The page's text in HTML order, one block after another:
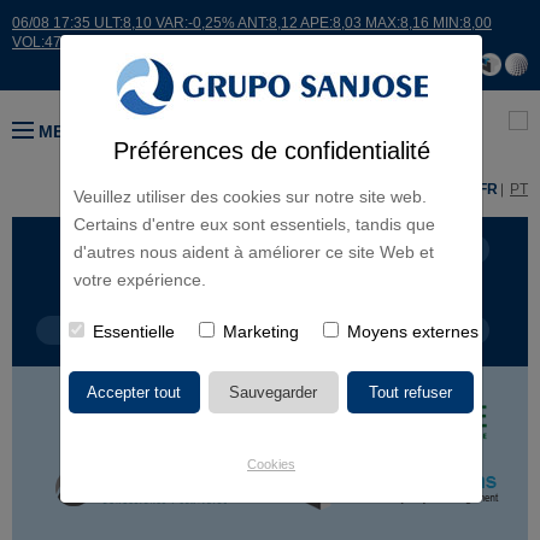
Préférences de confidentialité
Veuillez utiliser des cookies sur notre site web.
Certains d'entre eux sont essentiels, tandis que
d'autres nous aident à améliorer ce site Web et
votre expérience.
Essentielle Marketing Moyens externes
Cookies
06/08 17:35 ULT:8,10 VAR:-0,25% ANT:8,12 APE:8,03 MAX:8,16 MIN:8,00
VOL:47811
MENU
ES FR PT
LIGNES D'ACTIVITÉ CONTINENTS
TYPE DE PROJET NOM DU PROJET